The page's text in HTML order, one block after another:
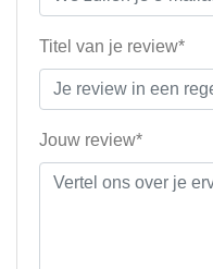
Titel van je review*
Jouw review*